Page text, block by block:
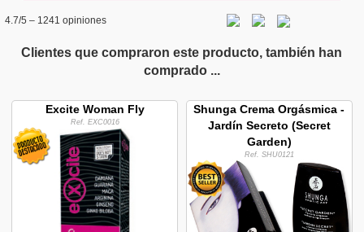
4.7/5 – 1241 opiniones
Clientes que compraron este producto, también han
comprado ...
Excite Woman Fly
Ref. EXC0016
Shunga Crema Orgásmica -
Jardín Secreto (Secret
Garden)
Ref. SHU0121